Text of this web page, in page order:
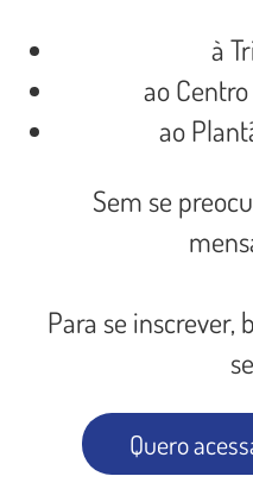
à
ao
ao
Sem se
Para se inscrever,
Quero